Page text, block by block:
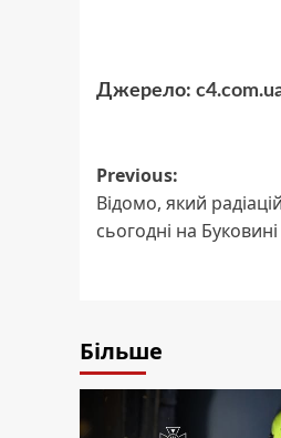
Джерело:
Post
navigation
Previous:
Відомо, який
сьогодні на Буковині
Більше